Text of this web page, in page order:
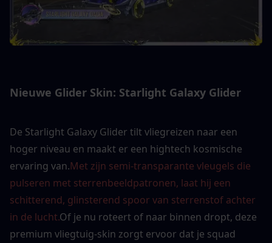
Nieuwe Glider Skin: Starlight Galaxy Glider
De Starlight Galaxy Glider tilt vliegreizen naar een
hoger niveau en maakt er een hightech kosmische
ervaring van.Met zijn semi-transparante vleugels die
pulseren met sterrenbeeldpatronen, laat hij een
schitterend, glinsterend spoor van sterrenstof achter
in de lucht.Of je nu roteert of naar binnen dropt, deze
premium vliegtuig-skin zorgt ervoor dat je squad